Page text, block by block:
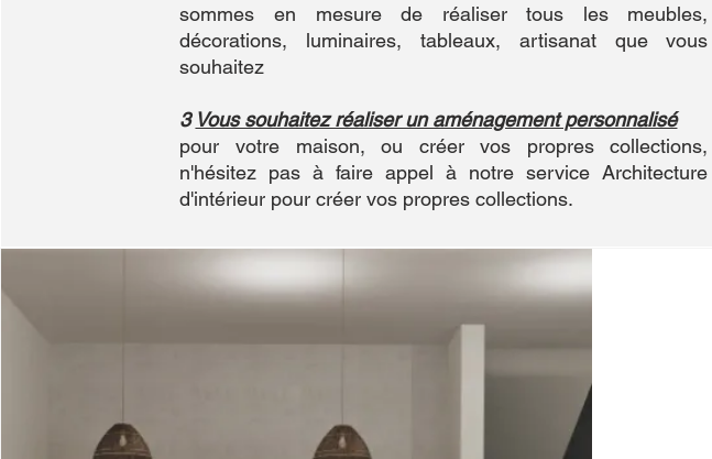
sommes en mesure de réaliser tous les meubles,
décorations, luminaires, tableaux, artisanat que vous
souhaitez
3 Vous souhaitez réaliser un aménagement personnalisé
pour votre maison, ou créer vos propres collections,
n'hésitez pas à faire appel à notre service Architecture
d'intérieur pour créer vos propres collections.